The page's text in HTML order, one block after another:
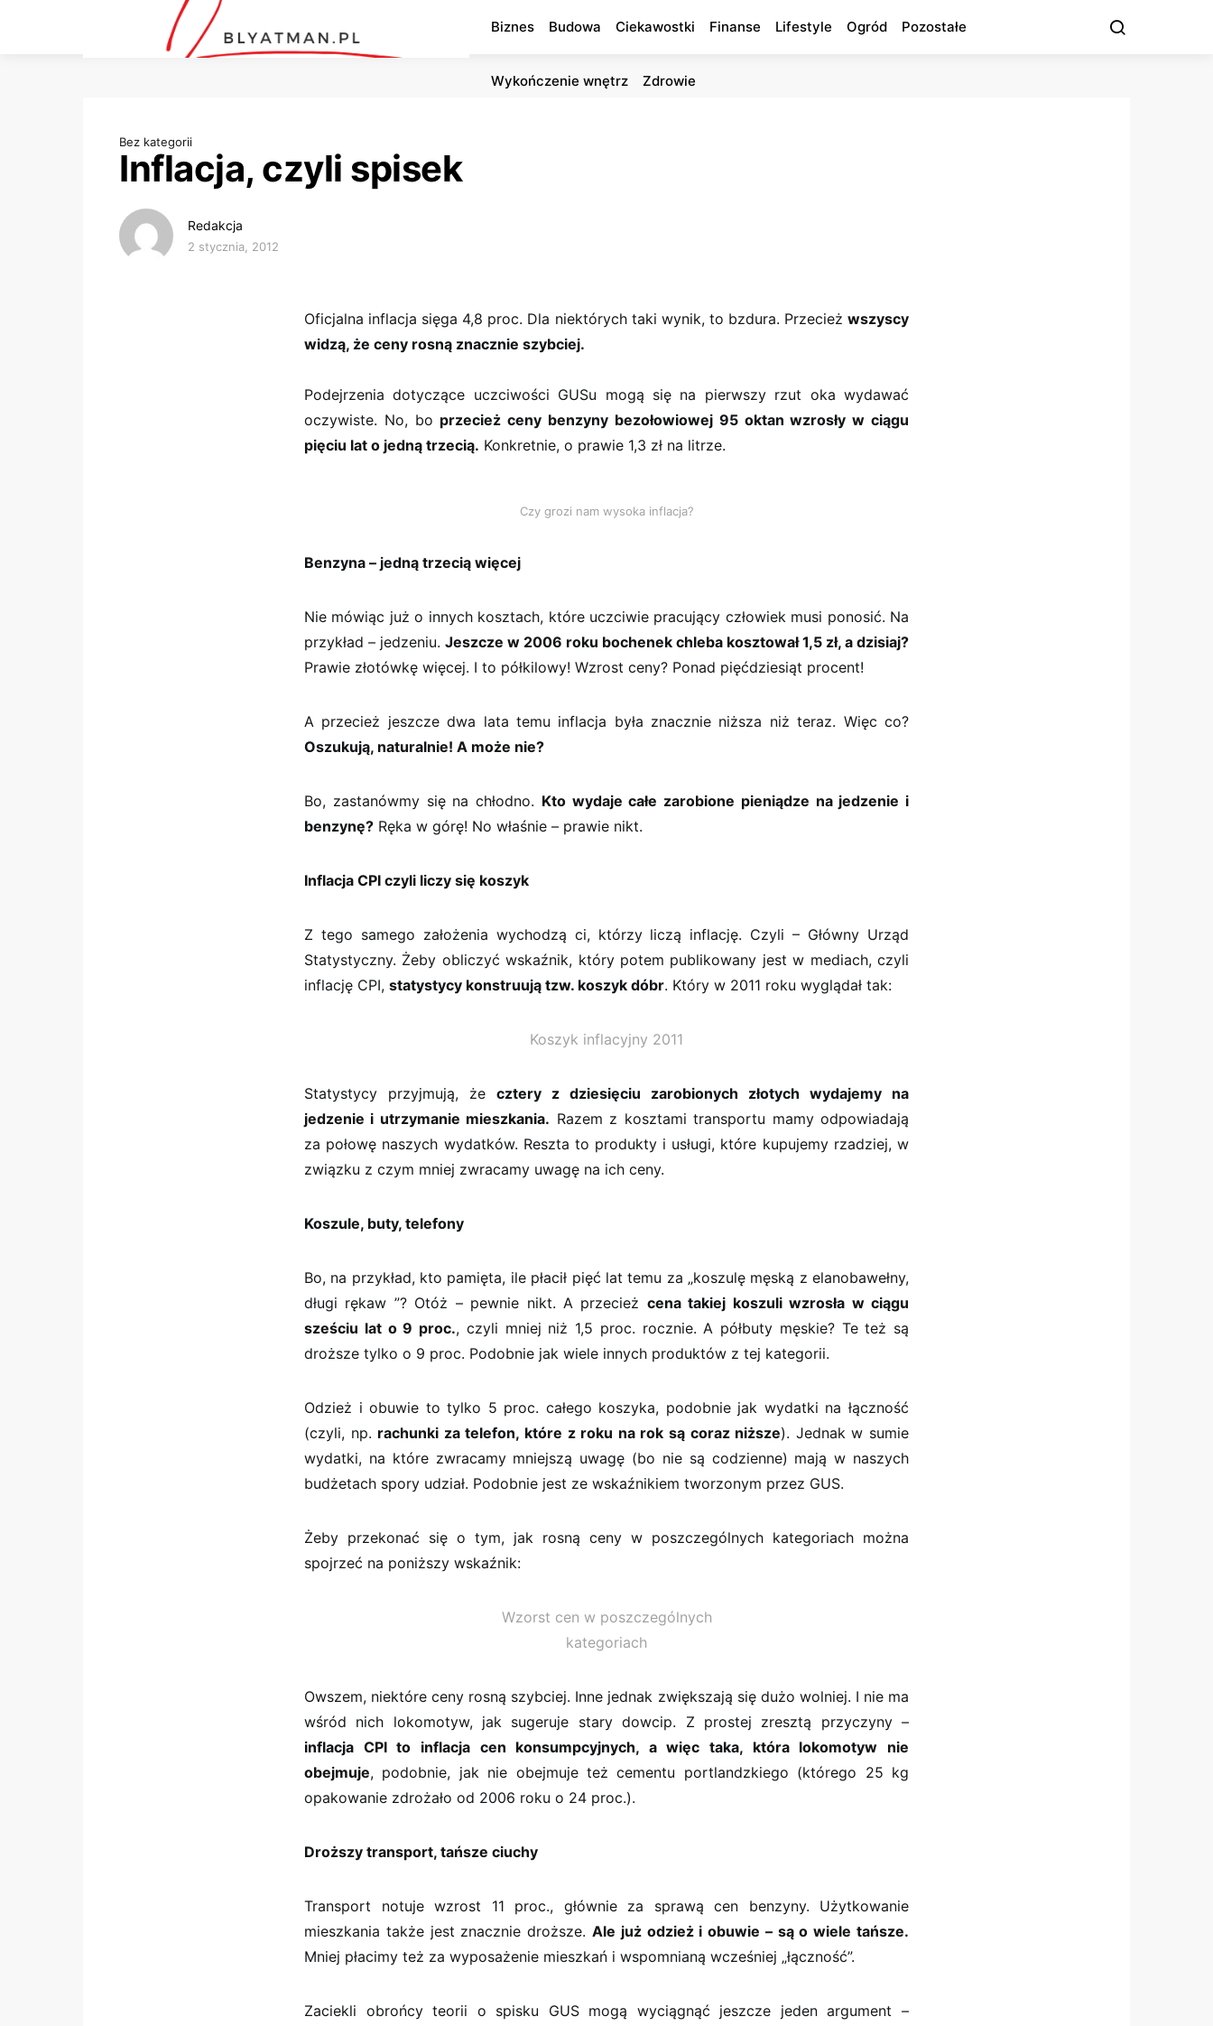
Biznes Budowa Ciekawostki Finanse Lifestyle Ogród Pozostałe
Wykończenie wnętrz Zdrowie
Bez kategorii
Inflacja, czyli spisek
Redakcja
2 stycznia, 2012
Oficjalna inflacja sięga 4,8 proc. Dla niektórych taki wynik, to bzdura. Przecież wszyscy
widzą, że ceny rosną znacznie szybciej.
Podejrzenia dotyczące uczciwości GUSu mogą się na pierwszy rzut oka wydawać
oczywiste. No, bo przecież ceny benzyny bezołowiowej 95 oktan wzrosły w ciągu
pięciu lat o jedną trzecią. Konkretnie, o prawie 1,3 zł na litrze.
Czy grozi nam wysoka inflacja?
Benzyna – jedną trzecią więcej
Nie mówiąc już o innych kosztach, które uczciwie pracujący człowiek musi ponosić. Na
przykład – jedzeniu. Jeszcze w 2006 roku bochenek chleba kosztował 1,5 zł, a dzisiaj?
Prawie złotówkę więcej. I to półkilowy! Wzrost ceny? Ponad pięćdziesiąt procent!
A przecież jeszcze dwa lata temu inflacja była znacznie niższa niż teraz. Więc co?
Oszukują, naturalnie! A może nie?
Bo, zastanówmy się na chłodno. Kto wydaje całe zarobione pieniądze na jedzenie i
benzynę? Ręka w górę! No właśnie – prawie nikt.
Inflacja CPI czyli liczy się koszyk
Z tego samego założenia wychodzą ci, którzy liczą inflację. Czyli – Główny Urząd
Statystyczny. Żeby obliczyć wskaźnik, który potem publikowany jest w mediach, czyli
inflację CPI, statystycy konstruują tzw. koszyk dóbr. Który w 2011 roku wyglądał tak:
Koszyk inflacyjny 2011
Statystycy przyjmują, że cztery z dziesięciu zarobionych złotych wydajemy na
jedzenie i utrzymanie mieszkania. Razem z kosztami transportu mamy odpowiadają
za połowę naszych wydatków. Reszta to produkty i usługi, które kupujemy rzadziej, w
związku z czym mniej zwracamy uwagę na ich ceny.
Koszule, buty, telefony
Bo, na przykład, kto pamięta, ile płacił pięć lat temu za „koszulę męską z elanobawełny,
długi rękaw ”? Otóż – pewnie nikt. A przecież cena takiej koszuli wzrosła w ciągu
sześciu lat o 9 proc., czyli mniej niż 1,5 proc. rocznie. A półbuty męskie? Te też są
droższe tylko o 9 proc. Podobnie jak wiele innych produktów z tej kategorii.
Odzież i obuwie to tylko 5 proc. całego koszyka, podobnie jak wydatki na łączność
(czyli, np. rachunki za telefon, które z roku na rok są coraz niższe). Jednak w sumie
wydatki, na które zwracamy mniejszą uwagę (bo nie są codzienne) mają w naszych
budżetach spory udział. Podobnie jest ze wskaźnikiem tworzonym przez GUS.
Żeby przekonać się o tym, jak rosną ceny w poszczególnych kategoriach można
spojrzeć na poniższy wskaźnik:
Wzorst cen w poszczególnych
kategoriach
Owszem, niektóre ceny rosną szybciej. Inne jednak zwiększają się dużo wolniej. I nie ma
wśród nich lokomotyw, jak sugeruje stary dowcip. Z prostej zresztą przyczyny –
inflacja CPI to inflacja cen konsumpcyjnych, a więc taka, która lokomotyw nie
obejmuje, podobnie, jak nie obejmuje też cementu portlandzkiego (którego 25 kg
opakowanie zdrożało od 2006 roku o 24 proc.).
Droższy transport, tańsze ciuchy
Transport notuje wzrost 11 proc., głównie za sprawą cen benzyny. Użytkowanie
mieszkania także jest znacznie droższe. Ale już odzież i obuwie – są o wiele tańsze.
Mniej płacimy też za wyposażenie mieszkań i wspomnianą wcześniej „łączność”.
Zaciekli obrońcy teorii o spisku GUS mogą wyciągnąć jeszcze jeden argument –